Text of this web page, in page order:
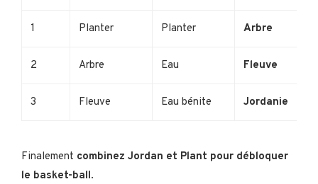
1 Planter Planter Arbre
2 Arbre Eau Fleuve
3 Fleuve Eau bénite Jordanie
Finalement combinez Jordan et Plant pour débloquer
le basket-ball.